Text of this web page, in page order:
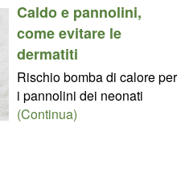
Caldo e pannolini,
come evitare le
dermatiti
Rischio bomba di calore per
i pannolini dei neonati
(Continua)